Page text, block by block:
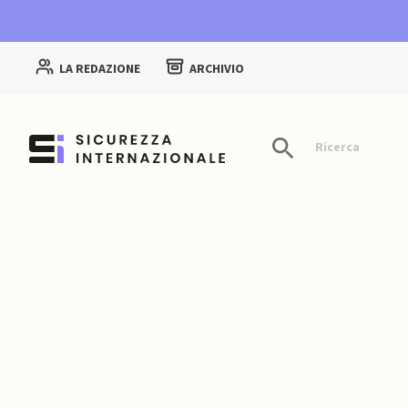
LA REDAZIONE ARCHIVIO
Ricerca